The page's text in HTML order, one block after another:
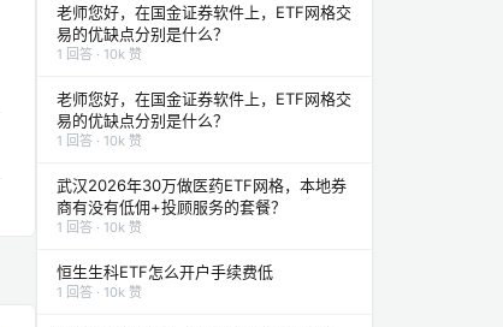
老师您好，在国金证券软件上，ETF网格交
易的优缺点分别是什么？
1 回答 · 10k 赞
老师您好，在国金证券软件上，ETF网格交
易的优缺点分别是什么？
1 回答 · 10k 赞
武汉2026年30万做医药ETF网格，本地券
商有没有低佣+投顾服务的套餐？
1 回答 · 10k 赞
恒生生科ETF怎么开户手续费低
1 回答 · 10k 赞